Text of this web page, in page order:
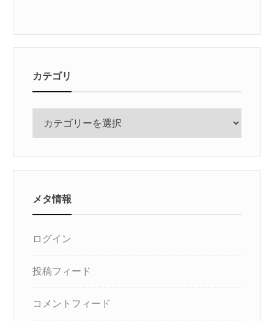
カテゴリ
メタ情報
ログイン
投稿フィード
コメントフィード